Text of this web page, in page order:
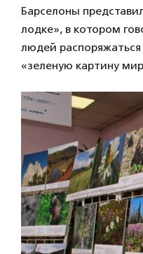
Барселоны
лодке», в котором
людей
«зеленую картину